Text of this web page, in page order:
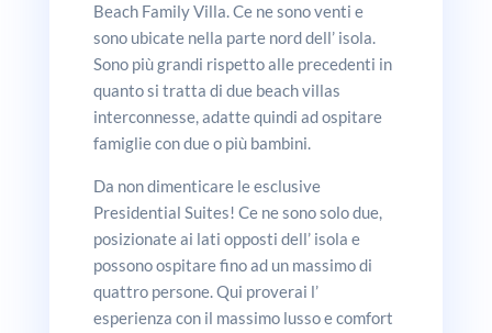
Beach Family Villa. Ce ne sono venti e
sono ubicate nella parte nord dell’ isola.
Sono più grandi rispetto alle precedenti in
quanto si tratta di due beach villas
interconnesse, adatte quindi ad ospitare
famiglie con due o più bambini.
Da non dimenticare le esclusive
Presidential Suites! Ce ne sono solo due,
posizionate ai lati opposti dell’ isola e
possono ospitare fino ad un massimo di
quattro persone. Qui proverai l’
esperienza con il massimo lusso e comfort